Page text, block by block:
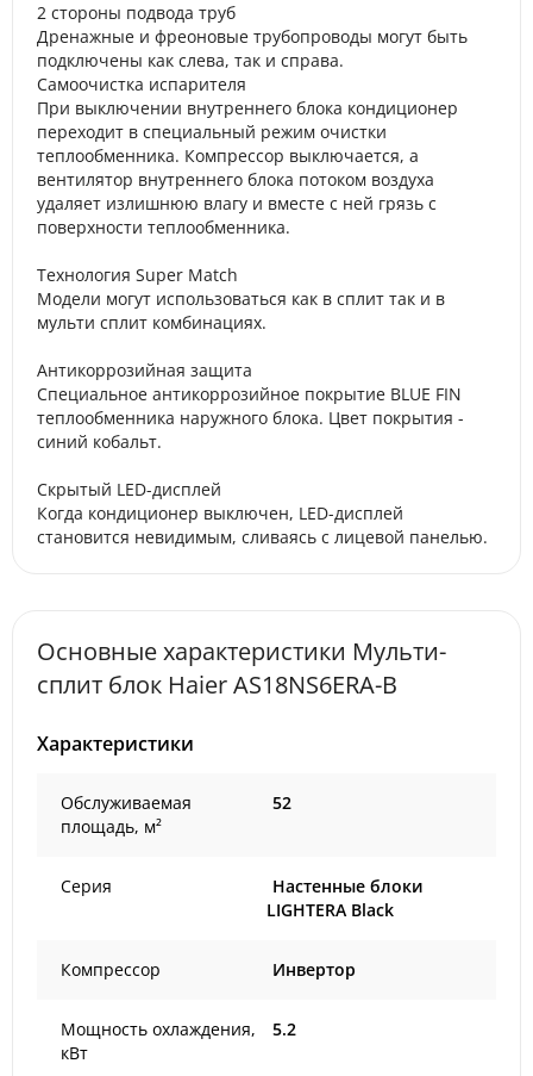
2 стороны подвода труб
Дренажные и фреоновые трубопроводы могут быть
подключены как слева, так и справа.
Самоочистка испарителя
При выключении внутреннего блока кондиционер
переходит в специальный режим очистки
теплообменника. Компрессор выключается, а
вентилятор внутреннего блока потоком воздуха
удаляет излишнюю влагу и вместе с ней грязь с
поверхности теплообменника.
Технология Super Match
Модели могут использоваться как в сплит так и в
мульти сплит комбинациях.
Антикоррозийная защита
Специальное антикоррозийное покрытие BLUE FIN
теплообменника наружного блока. Цвет покрытия -
синий кобальт.
Скрытый LED-дисплей
Когда кондиционер выключен, LED-дисплей
становится невидимым, сливаясь с лицевой панелью.
Основные характеристики Мульти-
сплит блок Haier AS18NS6ERA-B
Характеристики
Обслуживаемая
площадь, м²
52
Серия
Настенные блоки
LIGHTERA Black
Компрессор Инвертор
Мощность охлаждения,
кВт
5.2